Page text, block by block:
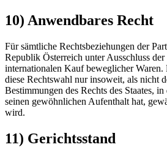
10) Anwendbares Recht
Für sämtliche Rechtsbeziehungen der
Republik Österreich unter Ausschluss der
internationalen Kauf beweglicher
diese Rechtswahl nur insoweit, als nicht
Bestimmungen des Rechts des Staates,
seinen gewöhnlichen Aufenthalt hat,
wird.
11) Gerichtsstand